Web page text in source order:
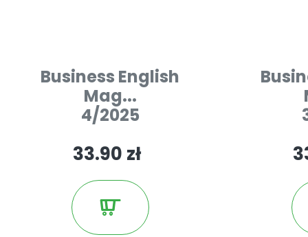
Business English
Mag...
4/2025
33.90 zł